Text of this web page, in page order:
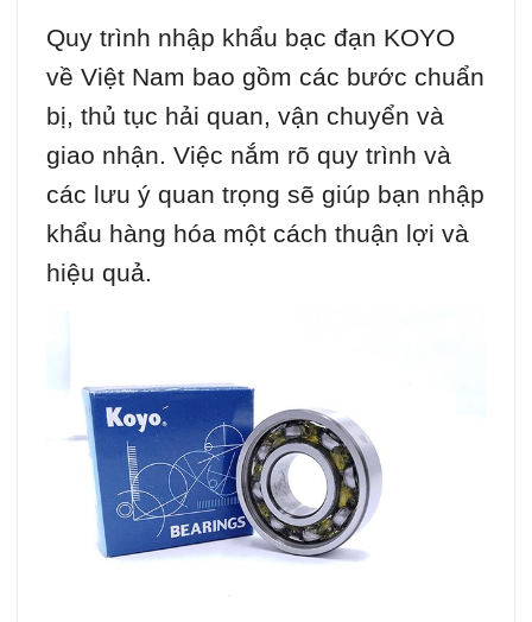
Quy trình nhập khẩu bạc đạn KOYO
về Việt Nam bao gồm các bước chuẩn
bị, thủ tục hải quan, vận chuyển và
giao nhận. Việc nắm rõ quy trình và
các lưu ý quan trọng sẽ giúp bạn nhập
khẩu hàng hóa một cách thuận lợi và
hiệu quả.